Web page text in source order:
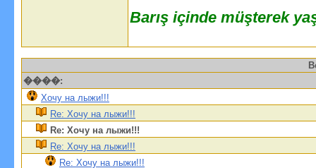
Barış içinde müşterek
����:
Хочу на лыжи!!!
Re: Хочу на лыжи!!!
Re: Хочу на лыжи!!!
Re: Хочу на лыжи!!!
Re: Хочу на лыжи!!!